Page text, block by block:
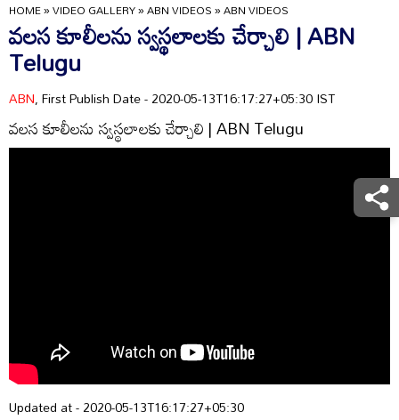
HOME»VIDEO GALLERY»ABN VIDEOS»ABN VIDEOS
వలస కూలీలను స్వస్థలాలకు చేర్చాలి | ABN
Telugu
ABN, First Publish Date - 2020-05-13T16:17:27+05:30 IST
వలస కూలీలను స్వస్థలాలకు చేర్చాలి | ABN Telugu
Updated at - 2020-05-13T16:17:27+05:30